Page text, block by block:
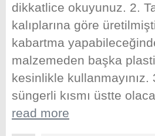
dikkatlice okuyunuz. 2.
kalıplarına göre
kabartma
malzemeden başka
kesinlikle kullanmayınız.
süngerli kısmı üstte
read more